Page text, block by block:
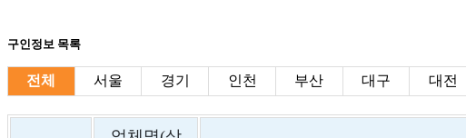
구인정보 목록
전체 서울 경기 인천 부산 대구 대전